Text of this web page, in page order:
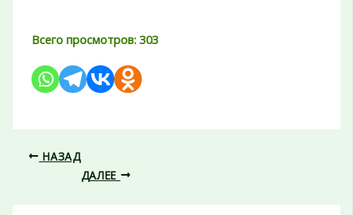
Всего просмотров: 303
НАЗАД
ДАЛЕЕ